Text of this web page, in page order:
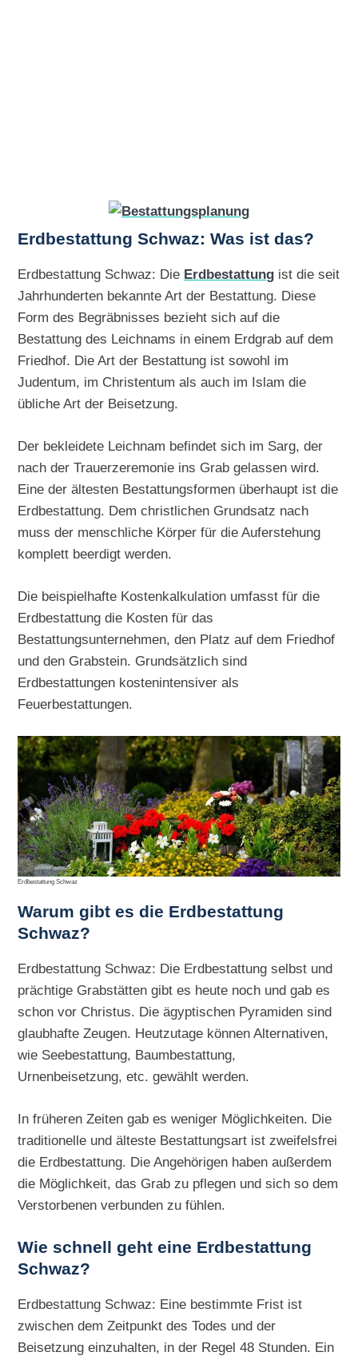
Erdbestattung Schwaz: Was ist das?
Erdbestattung Schwaz: Die Erdbestattung ist die seit
Jahrhunderten bekannte Art der Bestattung. Diese
Form des Begräbnisses bezieht sich auf die
Bestattung des Leichnams in einem Erdgrab auf dem
Friedhof. Die Art der Bestattung ist sowohl im
Judentum, im Christentum als auch im Islam die
übliche Art der Beisetzung.
Der bekleidete Leichnam befindet sich im Sarg, der
nach der Trauerzeremonie ins Grab gelassen wird.
Eine der ältesten Bestattungsformen überhaupt ist die
Erdbestattung. Dem christlichen Grundsatz nach
muss der menschliche Körper für die Auferstehung
komplett beerdigt werden.
Die beispielhafte Kostenkalkulation umfasst für die
Erdbestattung die Kosten für das
Bestattungsunternehmen, den Platz auf dem Friedhof
und den Grabstein. Grundsätzlich sind
Erdbestattungen kostenintensiver als
Feuerbestattungen.
Erdbestattung Schwaz
Warum gibt es die Erdbestattung
Schwaz?
Erdbestattung Schwaz: Die Erdbestattung selbst und
prächtige Grabstätten gibt es heute noch und gab es
schon vor Christus. Die ägyptischen Pyramiden sind
glaubhafte Zeugen. Heutzutage können Alternativen,
wie Seebestattung, Baumbestattung,
Urnenbeisetzung, etc. gewählt werden.
In früheren Zeiten gab es weniger Möglichkeiten. Die
traditionelle und älteste Bestattungsart ist zweifelsfrei
die Erdbestattung. Die Angehörigen haben außerdem
die Möglichkeit, das Grab zu pflegen und sich so dem
Verstorbenen verbunden zu fühlen.
Wie schnell geht eine Erdbestattung
Schwaz?
Erdbestattung Schwaz: Eine bestimmte Frist ist
zwischen dem Zeitpunkt des Todes und der
Beisetzung einzuhalten, in der Regel 48 Stunden. Ein